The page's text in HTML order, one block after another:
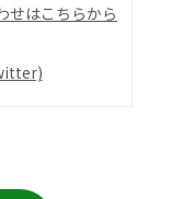
せはこちらから